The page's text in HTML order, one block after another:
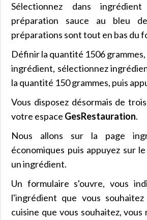
Sélectionnez dans
préparation sauce au bleu
préparations sont tout en bas du
Définir la quantité 1506
ingrédient, sélectionnez
la quantité 150 grammes, puis
Vous disposez désormais de
votre espace GesRestauration.
Nous allons sur la page
économiques puis appuyez sur
un ingrédient.
Un formulaire s'ouvre, vous
l'ingrédient que vous
cuisine que vous souhaitez,